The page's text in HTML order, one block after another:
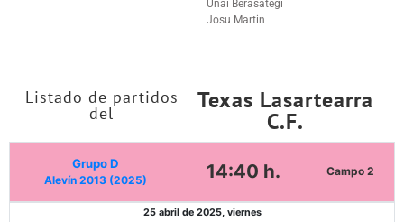
Unai Berasategi
Josu Martin
Listado de partidos
del Texas Lasartearra
C.F.
Grupo D
Alevín 2013 (2025) 14:40 h. Campo 2
25 abril de 2025, viernes